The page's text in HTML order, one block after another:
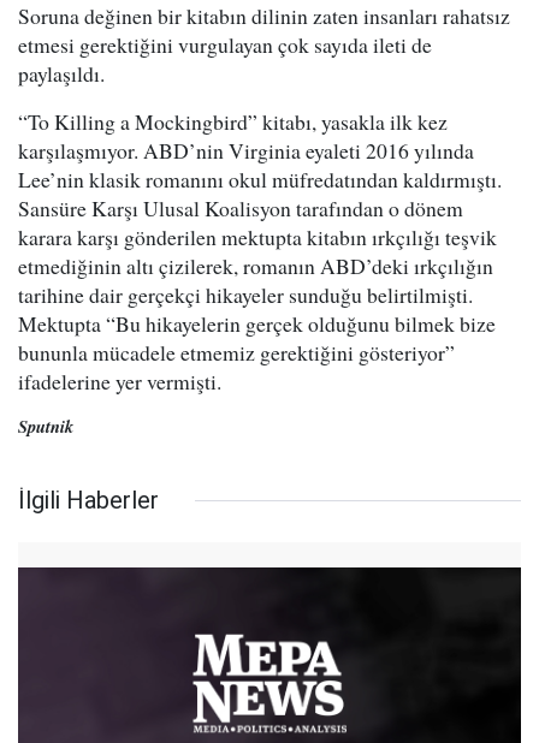
Soruna değinen bir kitabın dilinin zaten insanları rahatsız
etmesi gerektiğini vurgulayan çok sayıda ileti de
paylaşıldı.
​“To Killing a Mockingbird” kitabı, yasakla ilk kez
karşılaşmıyor. ABD’nin Virginia eyaleti 2016 yılında
Lee’nin klasik romanını okul müfredatından kaldırmıştı.
Sansüre Karşı Ulusal Koalisyon tarafından o dönem
karara karşı gönderilen mektupta kitabın ırkçılığı teşvik
etmediğinin altı çizilerek, romanın ABD’deki ırkçılığın
tarihine dair gerçekçi hikayeler sunduğu belirtilmişti.
Mektupta “Bu hikayelerin gerçek olduğunu bilmek bize
bununla mücadele etmemiz gerektiğini gösteriyor”
ifadelerine yer vermişti.
Sputnik
İlgili Haberler